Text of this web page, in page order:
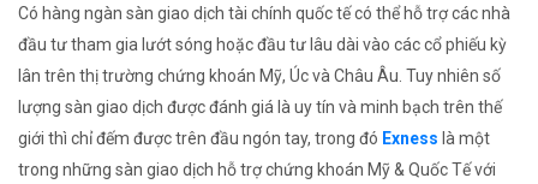
Có hàng ngàn sàn giao dịch tài chính quốc tế có thể hỗ trợ các nhà
đầu tư tham gia lướt sóng hoặc đầu tư lâu dài vào các cổ phiếu kỳ
lân trên thị trường chứng khoán Mỹ, Úc và Châu Âu. Tuy nhiên số
lượng sàn giao dịch được đánh giá là uy tín và minh bạch trên thế
giới thì chỉ đếm được trên đầu ngón tay, trong đó Exness là một
trong những sàn giao dịch hỗ trợ chứng khoán Mỹ & Quốc Tế với